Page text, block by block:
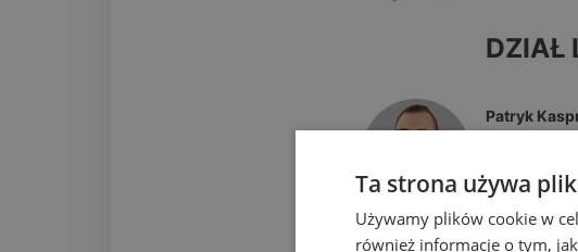
DZIAŁ
Patryk
+48 576
Ta strona używa
Używamy plików cookie w
również informacje o tym,